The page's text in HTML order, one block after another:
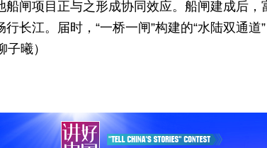
船闸项目正与之形成协同效应。船闸建成后
长江。届时，“一桥一闸”构建的“水陆双通
子曦）